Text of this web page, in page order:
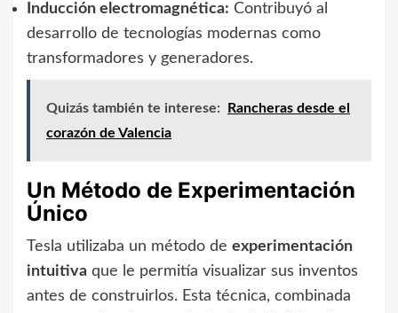
Inducción electromagnética: Contribuyó al
desarrollo de tecnologías modernas como
transformadores y generadores.
Quizás también te interese:
Rancheras desde el
corazón de Valencia
Un Método de Experimentación
Único
Tesla utilizaba un método de experimentación
intuitiva que le permitía visualizar sus inventos
antes de construirlos. Esta técnica, combinada